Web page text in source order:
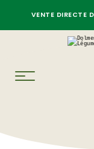
VENTE DIRECTE